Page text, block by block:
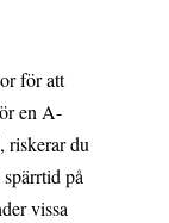
för att
en A-
riskerar du
på
vissa